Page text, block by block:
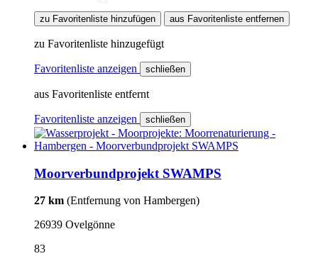
zu Favoritenliste hinzufügen aus Favoritenliste entfernen
zu Favoritenliste hinzugefügt
Favoritenliste anzeigen schließen
aus Favoritenliste entfernt
Favoritenliste anzeigen schließen
Moorverbundprojekt SWAMPS
27 km (Entfernung von Hambergen)
26939 Ovelgönne
83